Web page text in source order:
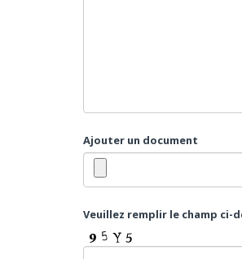
Ajouter un document
Veuillez remplir le champ